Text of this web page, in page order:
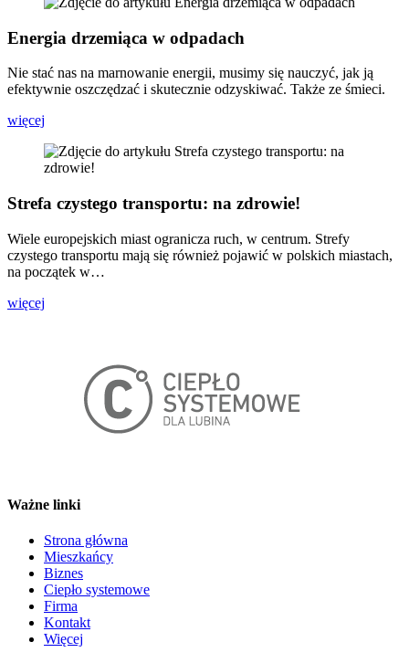
Energia drzemiąca w odpadach
Nie stać nas na marnowanie energii, musimy się nauczyć, jak ją
efektywnie oszczędzać i skutecznie odzyskiwać. Także ze śmieci.
więcej
Strefa czystego transportu: na zdrowie!
Wiele europejskich miast ogranicza ruch, w centrum. Strefy
czystego transportu mają się również pojawić w polskich miastach,
na początek w…
więcej
Ważne linki
Strona główna
Mieszkańcy
Biznes
Ciepło systemowe
Firma
Kontakt
Więcej